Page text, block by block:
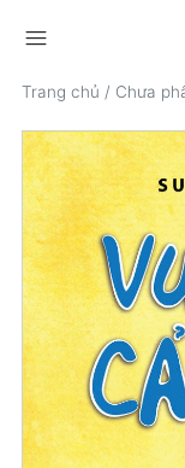
menu
Trang chủ / Chưa